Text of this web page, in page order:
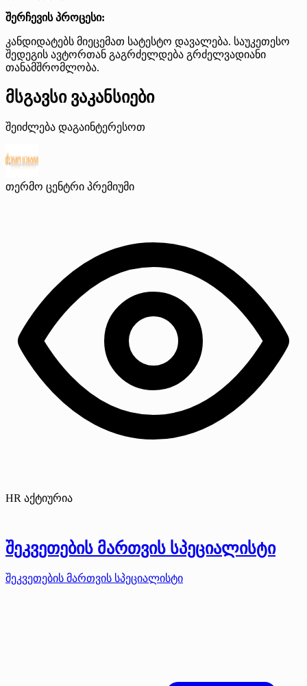
შერჩევის პროცესი:
კანდიდატებს მიეცემათ სატესტო დავალება. საუკეთესო
შედეგის ავტორთან გაგრძელდება გრძელვადიანი
თანამშრომლობა.
მსგავსი ვაკანსიები
შეიძლება დაგაინტერესოთ
თერმო ცენტრი პრემიუმი
HR აქტიურია
შეკვეთების მართვის სპეციალისტი
შეკვეთების მართვის სპეციალისტი